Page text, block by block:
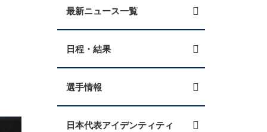
最新ニュース一覧
日程・結果
選手情報
日本代表アイデンティティ